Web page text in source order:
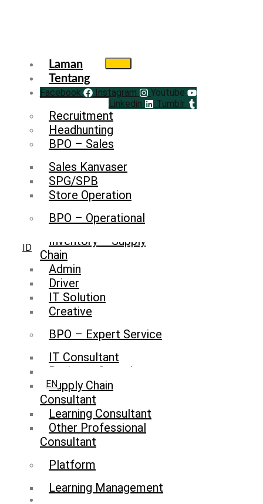
Laman
Tentang
Service
Recruitment
Headhunting
BPO – Sales
Sales Kanvaser
SPG/SPB
Store Operation
BPO – Operational
Inventory – Supply
Chain
Admin
Driver
IT Solution
Creative
BPO – Expert Service
IT Consultant
Business Consultant
Supply Chain
Consultant
Learning Consultant
Other Professional
Consultant
Platform
Learning Management
Facebook Instagram
Youtube
Linkedin
Tumblr
ID
EN